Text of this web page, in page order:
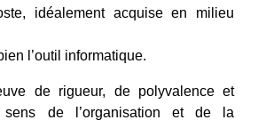
idéalement acquise en milieu
l’outil informatique.
de rigueur, de polyvalence et
de l’organisation et de la